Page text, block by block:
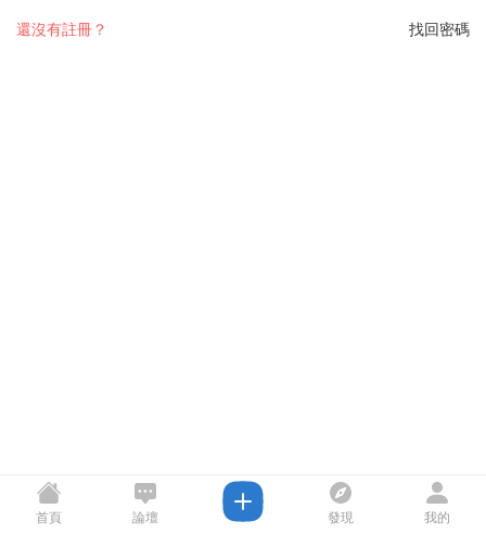
找回密碼
還沒有註冊？
首頁 論壇 發現 我的